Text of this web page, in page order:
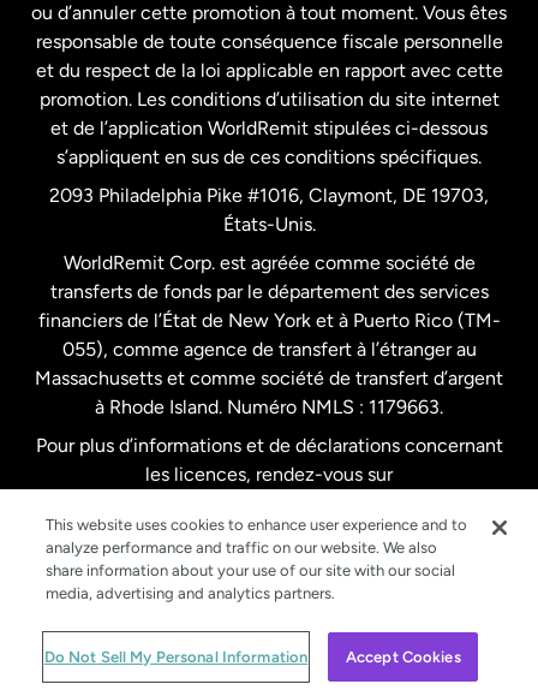
Malaisie
Nouvelle-Zélande
Pays-Bas
Royaume-Uni
Suède
ou d’annuler cette promotion à tout moment. Vous êtes
responsable de toute conséquence fiscale personnelle
et du respect de la loi applicable en rapport avec cette
promotion. Les conditions d’utilisation du site internet
et de l’application WorldRemit stipulées ci-dessous
s’appliquent en sus de ces conditions spécifiques.
2093 Philadelphia Pike #1016, Claymont, DE 19703,
États-Unis.
WorldRemit Corp. est agréée comme société de
transferts de fonds par le département des services
financiers de l’État de New York et à Puerto Rico (TM-
055), comme agence de transfert à l’étranger au
Massachusetts et comme société de transfert d’argent
à Rhode Island. Numéro NMLS : 1179663.
Pour plus d’informations et de déclarations concernant
les licences, rendez-vous sur
© WorldRemit 2024
This website uses cookies to enhance user experience and to
analyze performance and traffic on our website. We also
share information about your use of our site with our social
media, advertising and analytics partners.
Do Not Sell My Personal Information Accept Cookies